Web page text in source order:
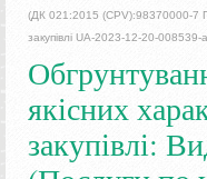
(ДК 021:2015 (CPV):98370000-7
закупівлі UA-2023-12-20-
якісних
закупівлі: